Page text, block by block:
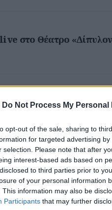
Do Not Process My Personal
opt-out of the sale, sharing to
for targeted advertising
selection. Please note that after
interest-based ads based on
to third parties prior to
of your personal information
This information may also be
Participants that may further
στο Θέατρο
Η προπώληση
της εβδομάδας.